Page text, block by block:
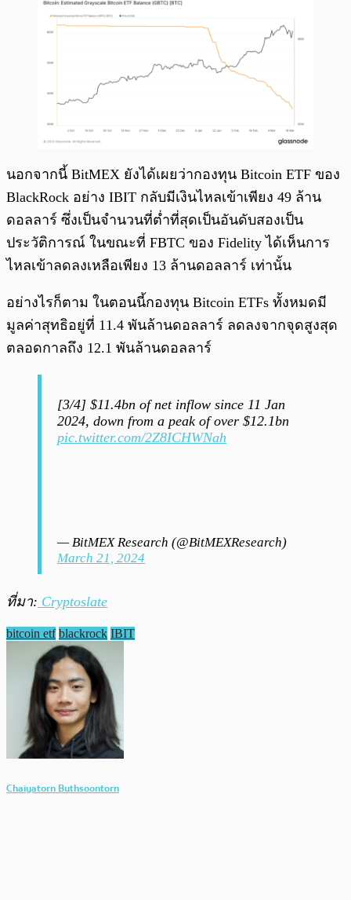
นอกจากนี้ BitMEX ยังได้เผยว่ากองทุน Bitcoin ETF ของ
BlackRock อย่าง IBIT กลับมีเงินไหลเข้าเพียง 49 ล้าน
ดอลลาร์ ซึ่งเป็นจำนวนที่ต่ำที่สุดเป็นอันดับสองเป็น
ประวัติการณ์ ในขณะที่ FBTC ของ Fidelity ได้เห็นการ
ไหลเข้าลดลงเหลือเพียง 13 ล้านดอลลาร์ เท่านั้น
อย่างไรก็ตาม ในตอนนี้กองทุน Bitcoin ETFs ทั้งหมดมี
มูลค่าสุทธิอยู่ที่ 11.4 พันล้านดอลลาร์ ลดลงจากจุดสูงสุด
ตลอดกาลถึง 12.1 พันล้านดอลลาร์
[3/4] $11.4bn of net inflow since 11 Jan
2024, down from a peak of over $12.1bn
pic.twitter.com/2Z8ICHWNah
— BitMEX Research (@BitMEXResearch)
March 21, 2024
ที่มา: Cryptoslate
bitcoin etf blackrock IBIT
Chaiyatorn Buthsoontorn